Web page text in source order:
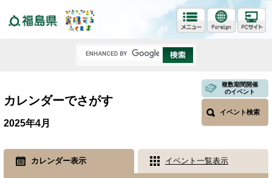
カレンダーでさがす
複数期間開催
のイベント
イベント検索
2025年4月
カレンダー表示 イベント一覧表示